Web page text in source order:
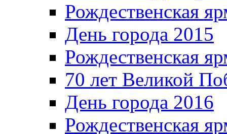
Рождественская
День города 2015
Рождественская
70 лет Великой
День города 2016
Рождественская